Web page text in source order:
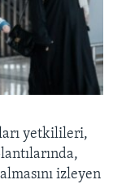
yetkilileri,
izleyen